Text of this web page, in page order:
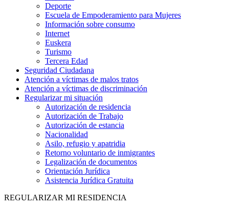
Deporte
Escuela de Empoderamiento para Mujeres
Información sobre consumo
Internet
Euskera
Turismo
Tercera Edad
Seguridad Ciudadana
Atención a víctimas de malos tratos
Atención a víctimas de discriminación
Regularizar mi situación
Autorización de residencia
Autorización de Trabajo
Autorización de estancia
Nacionalidad
Asilo, refugio y apatridia
Retorno voluntario de inmigrantes
Legalización de documentos
Orientación Jurídica
Asistencia Jurídica Gratuita
REGULARIZAR MI RESIDENCIA